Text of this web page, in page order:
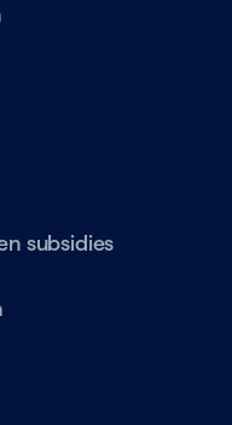
subsidies